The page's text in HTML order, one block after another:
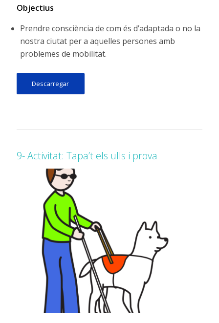
Objectius
Prendre consciència de com és d’adaptada o no la
nostra ciutat per a aquelles persones amb
problemes de mobilitat.
Descarregar
9- Activitat: Tapa’t els ulls i prova